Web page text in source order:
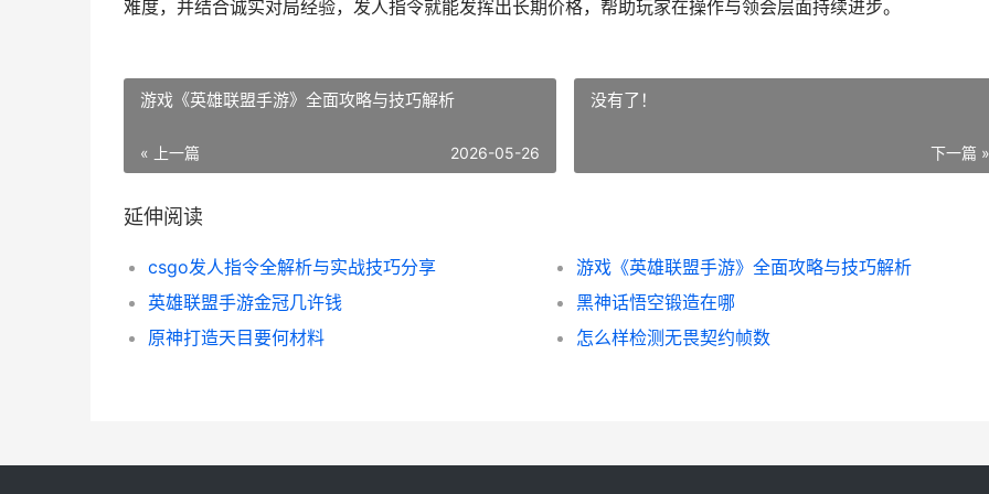
难度，并结合诚实对局经验，发人指令就能发挥出长期价格，帮助玩家在操作与领会层面持续进步。
游戏《英雄联盟手游》全面攻略与技巧解析
« 上一篇 2026-05-26
没有了！
下一篇 »
延伸阅读
csgo发人指令全解析与实战技巧分享
游戏《英雄联盟手游》全面攻略与技巧解析
英雄联盟手游金冠几许钱
黑神话悟空锻造在哪
原神打造天目要何材料
怎么样检测无畏契约帧数